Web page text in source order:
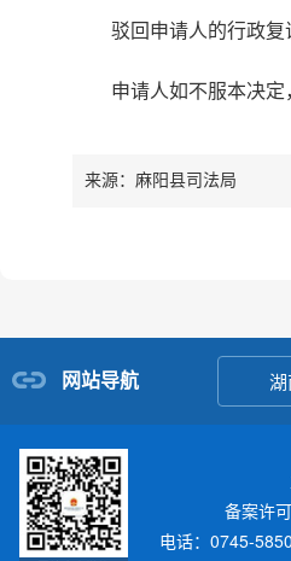
驳回申请人的行政复
申请人如不服本决
来源：麻阳县司法局
网站导航
备案许
电话：0745-